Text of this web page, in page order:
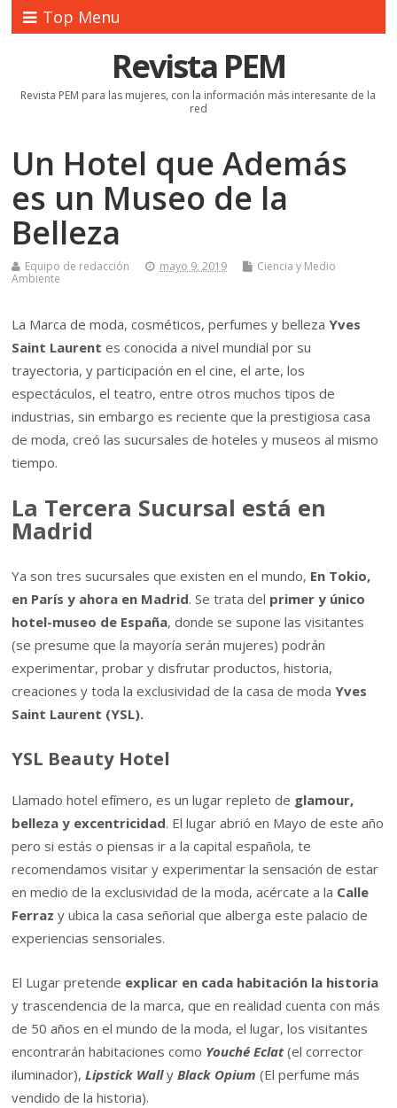
Top Menu
Revista PEM
Revista PEM para las mujeres, con la información más interesante de la
red
Un Hotel que Además
es un Museo de la
Belleza
Equipo de redacción mayo 9, 2019
Ciencia y Medio
Ambiente
La Marca de moda, cosméticos, perfumes y bellezaYves
Saint Laurentes conocida a nivel mundial por su
trayectoria, y participación en el cine, el arte, los
espectáculos, el teatro, entre otros muchos tipos de
industrias, sin embargo es reciente que la prestigiosa casa
de moda, creó las sucursales de hoteles y museos al mismo
tiempo.
La Tercera Sucursal está en
Madrid
Ya son tres sucursales que existen en el mundo, En Tokio,
en París y ahora en Madrid. Se trata del primer y único
hotel-museo de España, donde se supone las visitantes
(se presume que la mayoría serán mujeres) podrán
experimentar, probar y disfrutar productos, historia,
creaciones y toda la exclusividad de la casa de modaYves
Saint Laurent (YSL).
YSL Beauty Hotel
Llamado hotel efímero, es un lugar repleto de glamour,
belleza y excentricidad. El lugar abrió en Mayo de este año
pero si estás o piensas ir a la capital española, te
recomendamos visitar y experimentar la sensación de estar
en medio de la exclusividad de la moda, acércate a la Calle
Ferraz y ubica la casa señorial que alberga este palacio de
experiencias sensoriales.
El Lugar pretende explicar en cada habitación la historia
y trascendencia de la marca, que en realidad cuenta con más
de 50 años en el mundo de la moda, el lugar, los visitantes
encontrarán habitaciones como Youché Eclat(el corrector
iluminador),Lipstick WallyBlack Opium (El perfume más
vendido de la historia).